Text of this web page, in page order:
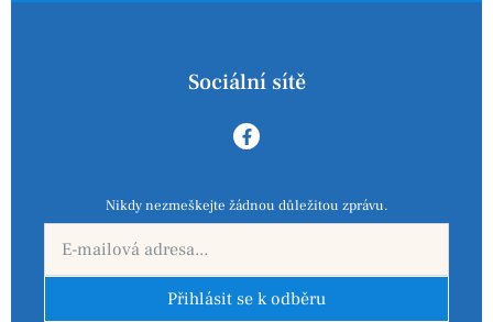
Sociální sítě
Nikdy nezmeškejte žádnou důležitou zprávu.
Přihlásit se k odběru